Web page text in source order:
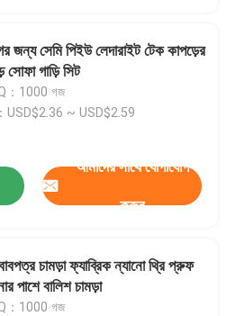
জন্য সেমি পিইউ লেদারাইট টেক কাপড়ের
সোফা গাড়ি সিট
：1000 গজ
USD$2.36 ~ USD$2.59
আমাদের সাথে যোগাযোগ
করুন
চামড়া ফ্যাব্রিক ন্যানো থ্রি প্রুফ
পাশে বালিশ চামড়া
：1000 গজ